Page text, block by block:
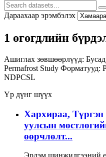
Дараахаар эрэмбэлэх
1 өгөгдлийн
Ашиглах зөвшөөрлүүд:
Permafrost Study Форматууд:
NDPCSL
Үр дүнг шүүх
Хархираа,
уулсын
өөрчлөлт...